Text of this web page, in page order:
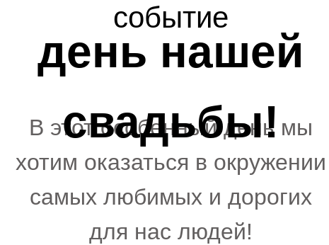
событие
В этот особенный день мы
хотим оказаться в окружении
самых любимых и дорогих
для нас людей!
день нашей
свадьбы!